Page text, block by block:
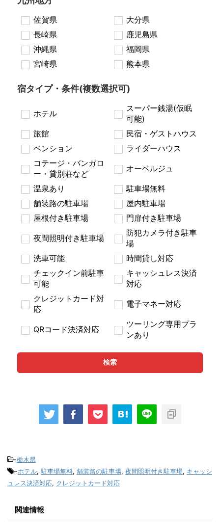
佐賀県
大分県
長崎県
鹿児島県
沖縄県
福岡県
宮崎県
熊本県
宿タイプ・条件(複数選択可)
ホテル
スーパー銭湯(仮眠
可能)
旅館
民宿・ゲストハウス
ペンション
ライダーハウス
コテージ・バンガロ
ー・貸別荘など
オーベルジュ
温泉あり
駐車場無料
舗装路の駐車場
屋内駐車場
屋根付き駐車場
門扉付き駐車場
夜間照明付き駐車場
防犯カメラ付き駐車
場
洗車可能
時間貸し対応
チェックイン前駐車
可能
キャッシュレス決済
対応
クレジットカード対
応
電子マネー対応
QRコード決済対応
ツーリング専用プラ
ンあり
検索
-栃木県
-ホテル, 駐車場無料, 舗装路の駐車場, 夜間照明付き駐車場, キャッシ
ュレス決済対応, クレジットカード対応
関連情報